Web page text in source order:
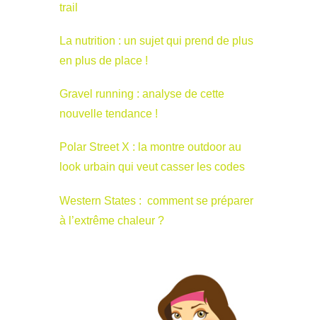
trail
La nutrition : un sujet qui prend de plus
en plus de place !
Gravel running : analyse de cette
nouvelle tendance !
Polar Street X : la montre outdoor au
look urbain qui veut casser les codes
Western States : comment se préparer
à l’extrême chaleur ?